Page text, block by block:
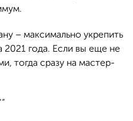
– максимально укрепить
2021 года. Если вы еще не
тогда сразу на мастер-